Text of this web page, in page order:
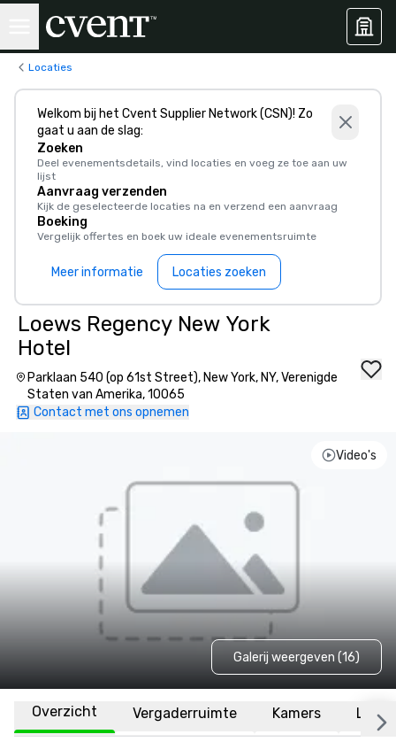
Locaties
Welkom bij het Cvent Supplier Network (CSN)! Zo
gaat u aan de slag:
Zoeken
Deel evenementsdetails, vind locaties en voeg ze toe aan uw
lijst
Aanvraag verzenden
Kijk de geselecteerde locaties na en verzend een aanvraag
Boeking
Vergelijk offertes en boek uw ideale evenementsruimte
Meer informatie Locaties zoeken
Loews Regency New York
Hotel
Parklaan 540 (op 61st Street), New York, NY, Verenigde
Staten van Amerika, 10065
Contact met ons opnemen
Video's
Galerij weergeven (16)
Overzicht Vergaderruimte Kamers